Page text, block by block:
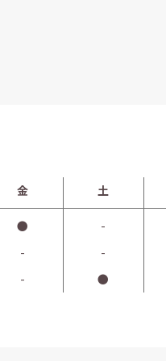
金 土
● -
-
-
-
●